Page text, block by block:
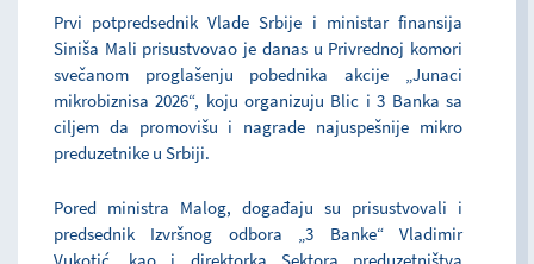
Prvi potpredsednik Vlade Srbije i ministar finansija
Siniša Mali prisustvovao je danas u Privrednoj komori
svečanom proglašenju pobednika akcije „Junaci
mikrobiznisa 2026“, koju organizuju Blic i 3 Banka sa
ciljem da promovišu i nagrade najuspešnije mikro
preduzetnike u Srbiji.
Pored ministra Malog, događaju su prisustvovali i
predsednik Izvršnog odbora „3 Banke“ Vladimir
Vukotić, kao i direktorka Sektora preduzetništva